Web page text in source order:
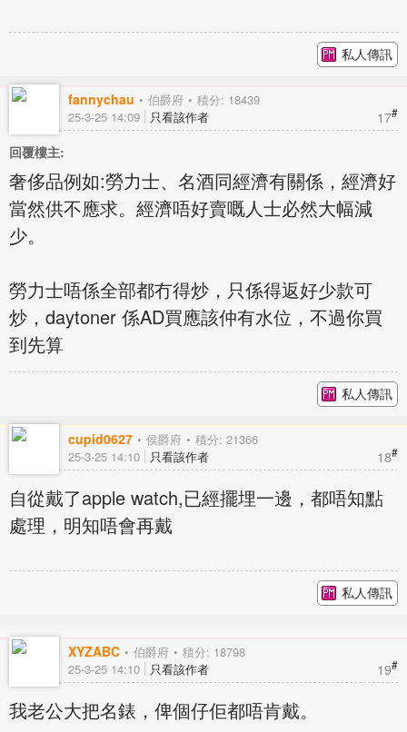
私人傳訊
fannychau 伯爵府 積分: 18439
17#
25-3-25 14:09 只看該作者
回覆樓主:
奢侈品例如:勞力士、名酒同經濟有關係，經濟好
當然供不應求。經濟唔好賣嘅人士必然大幅減
少。
勞力士唔係全部都冇得炒，只係得返好少款可
炒，daytoner 係AD買應該仲有水位，不過你買
到先算
私人傳訊
cupid0627 侯爵府 積分: 21366
18#
25-3-25 14:10 只看該作者
自從戴了apple watch,已經擺埋一邊，都唔知點
處理，明知唔會再戴
私人傳訊
XYZABC 伯爵府 積分: 18798
19#
25-3-25 14:10 只看該作者
我老公大把名錶，俾個仔佢都唔肯戴。